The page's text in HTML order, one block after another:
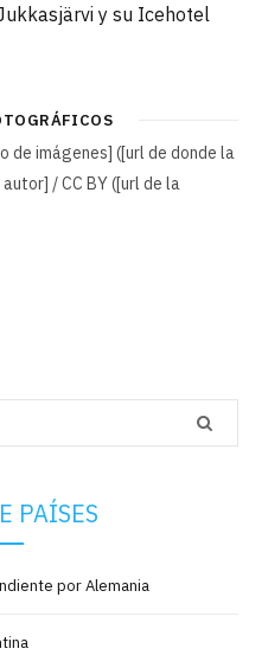
y su Icehotel
de imágenes] ([url de donde la
/ CC BY ([url de la
PAÍSES
por Alemania